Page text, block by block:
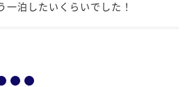
一泊したいくらいでした！